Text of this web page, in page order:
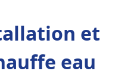
et
eau